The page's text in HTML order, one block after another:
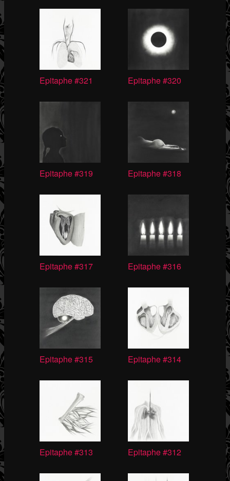
Epitaphe #321 Epitaphe #320
Epitaphe #319 Epitaphe #318
Epitaphe #317 Epitaphe #316
Epitaphe #315 Epitaphe #314
Epitaphe #313 Epitaphe #312